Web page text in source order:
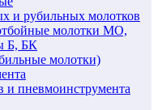
и рубильных молотков
молотки МО,
Б, БК
молотки)
и пневмоинструмента